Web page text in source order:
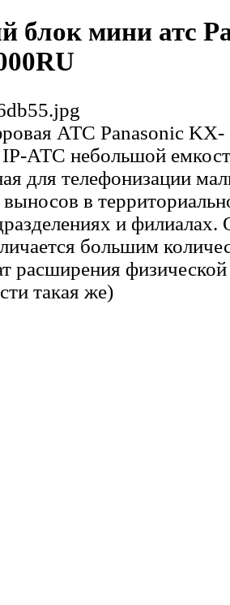
блок мини атс
АТС Panasonic KX-
АТС небольшой
для телефонизации
в
и
большим
расширения
такая же)